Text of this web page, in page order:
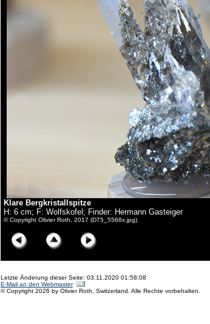
Klare Bergkristallspitze
H: 6 cm; F: Wolfskofel; Finder: Hermann Gasteiger
© Copyright Olivier Roth, 2017 (D75_5568x.jpg)
Letzte Änderung dieser Seite: 03.11.2020 01:58:08
E-Mail an den Webmaster
© Copyright 2026 by Olivier Roth, Switzerland. Alle Rechte vorbehalten.